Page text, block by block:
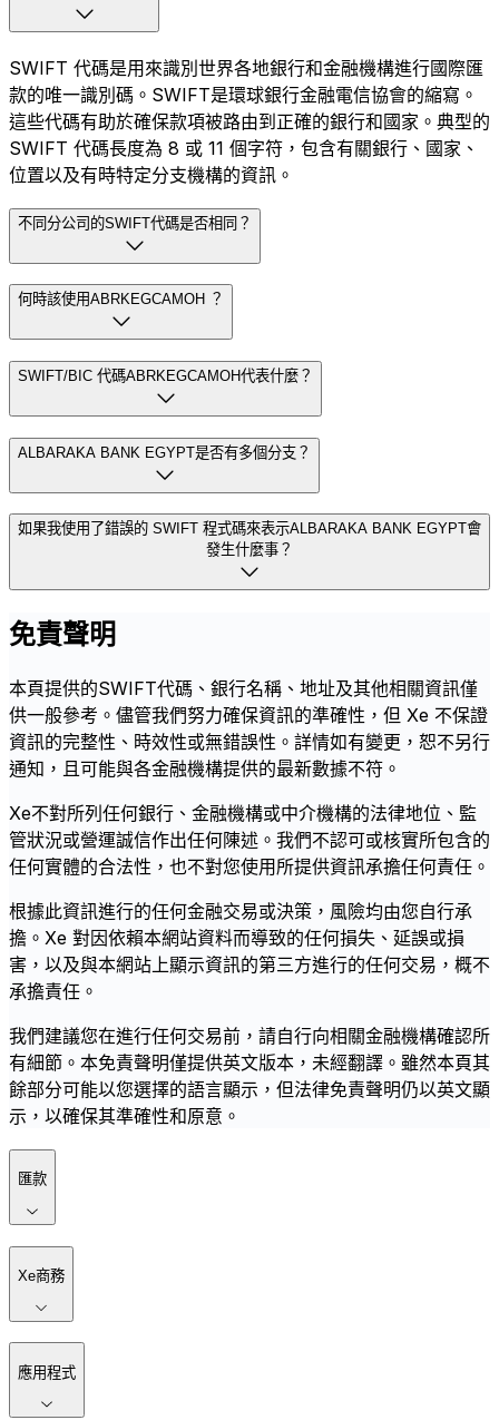
SWIFT 代碼是用來識別世界各地銀行和金融機構進行國際匯
款的唯一識別碼。SWIFT是環球銀行金融電信協會的縮寫。
這些代碼有助於確保款項被路由到正確的銀行和國家。典型的
SWIFT 代碼長度為 8 或 11 個字符，包含有關銀行、國家、
位置以及有時特定分支機構的資訊。
不同分公司的SWIFT代碼是否相同？
何時該使用ABRKEGCAMOH ？
SWIFT/BIC 代碼ABRKEGCAMOH代表什麼？
ALBARAKA BANK EGYPT是否有多個分支？
如果我使用了錯誤的 SWIFT 程式碼來表示ALBARAKA BANK EGYPT會
發生什麼事？
免責聲明
本頁提供的SWIFT代碼、銀行名稱、地址及其他相關資訊僅
供一般參考。儘管我們努力確保資訊的準確性，但 Xe 不保證
資訊的完整性、時效性或無錯誤性。詳情如有變更，恕不另行
通知，且可能與各金融機構提供的最新數據不符。
Xe不對所列任何銀行、金融機構或中介機構的法律地位、監
管狀況或營運誠信作出任何陳述。我們不認可或核實所包含的
任何實體的合法性，也不對您使用所提供資訊承擔任何責任。
根據此資訊進行的任何金融交易或決策，風險均由您自行承
擔。Xe 對因依賴本網站資料而導致的任何損失、延誤或損
害，以及與本網站上顯示資訊的第三方進行的任何交易，概不
承擔責任。
我們建議您在進行任何交易前，請自行向相關金融機構確認所
有細節。本免責聲明僅提供英文版本，未經翻譯。雖然本頁其
餘部分可能以您選擇的語言顯示，但法律免責聲明仍以英文顯
示，以確保其準確性和原意。
匯款
Xe商務
應用程式